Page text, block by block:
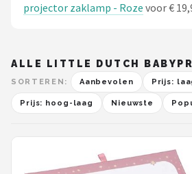
projector zaklamp - Roze voor €
ALLE LITTLE DUTCH
SORTEREN: Aanbevolen Prijs:
Prijs: hoog-laag Nieuwste